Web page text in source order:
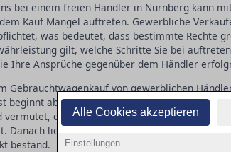
Alle Cookies akzeptieren
Einstellungen
bei einem freien Händler in Nürnberg kann
Kauf Mängel auftreten. Gewerbliche
was bedeutet, dass bestimmte Rechte
gilt, welche Schritte Sie bei
Ihre Ansprüche gegenüber dem Händler
Gebrauchtwagenkauf von gewerblichen
beginnt ab dem Zeitpunkt der Übergabe des
vermutet, dass ein aufgetretener Mangel
Danach liegt die Beweislast beim Käufer, der
bestand.